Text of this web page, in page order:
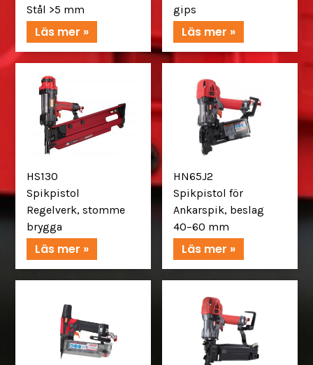
Stål >5 mm
Läs mer »
gips
Läs mer »
HS130
Spikpistol
Regelverk, stomme
brygga
Läs mer »
HN65J2
Spikpistol för
Ankarspik, beslag
40–60 mm
Läs mer »